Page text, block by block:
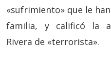
«sufrimiento» que le
familia, y calificó la
Rivera de «terrorista».